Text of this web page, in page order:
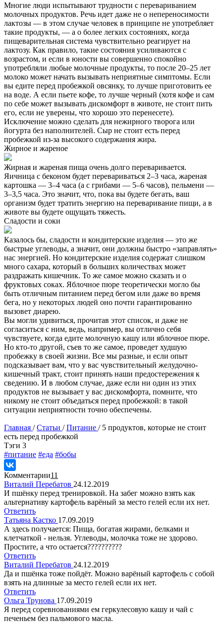
Многие люди испытывают трудности с перевариванием
молочных продуктов. Речь идет даже не о непереносимости
лактозы — в этом случае человек в принципе не употребляет
такие продукты, — а о более легких состояниях, когда
пищеварительная система чувствительно реагирует на
лактозу. Как правило, такие состояния усиливаются с
возрастом, и если в юности вы совершенно спокойно
употребляли любые молочные продукты, то после 20–25 лет
молоко может начать вызывать неприятные симптомы. Если
вы едите перед пробежкой овсянку, то лучше приготовить ее
на воде. А если пьете кофе, то лучше черный (хотя кофе и сам
по себе может вызывать дискомфорт в животе, не стоит пить
его, если не уверены, что хорошо это перенесете).
Исключение можно сделать для нежирного творога или
йогурта без наполнителей. Сыр не стоит есть перед
пробежкой из-за высокого содержания жира.
Жирное и жареное
Жирная и жареная пища очень долго переваривается.
Яичница с беконом будет перевариваться 2–3 часа, жареная
картошка — 3–4 часа (а с грибами — 5–6 часов), пельмени —
3–3,5 часа. Это значит, что, пока вы будете бегать, ваш
организм будет тратить энергию на переваривание пищи, а в
животе вы будете ощущать тяжесть.
Сладости и соки
Казалось бы, сладости и кондитерские изделия — это же
быстрые углеводы, а значит, они должны быстро «заправлять»
нас энергией. Но кондитерские изделия содержат слишком
много сахара, который в больших количествах может
раздражать кишечник. То же самое можно сказать и о
фруктовых соках. Яблочное пюре теоретически могло бы
быть отличным питанием перед бегом или даже во время
бега, но у некоторых людей оно почти гарантированно
вызовет диарею.
Вы могли удивиться, прочитав этот список, и даже не
согласиться с ним, ведь, например, вы отлично себя
чувствуете, когда едите молочную кашу или яблочное пюре.
Но кто-то другой, съев то же самое, проведет худшую
пробежку в своей жизни. Все мы разные, и если опыт
подсказывает вам, что у вас чувствительный желудочно-
кишечный тракт, стоит принять наши предостережения к
сведению. И в любом случае, даже если ни один из этих
продуктов не вызывает у вас дискомфорта, помните, что
никому не стоит объедаться перед пробежкой: в такой
ситуации неприятности точно обеспечены.
Главная /Статьи /Питание / 5 продуктов, которые не стоит
есть перед пробежкой
Tэги 3
#питание #еда #бобы
Комментарии11
Виталий Перебатов 24.12.2019
И пшёнку перед тренировкой. На забег можно взять как
альтернативу картофель варёный за место гелей если их нет.
Ответить
Татьяна Кастко 17.09.2019
А здесь получается: Пища, богатая жирами, белками и
клетчаткой - нельзя. Углеводы, молочка тоже не здорово.
Простите, а что остается??????????
Ответить
Виталий Перебатов 24.12.2019
Да и пшёнка тоже пойдёт. Можно варёный картофель с собой
взять на длинные за место гелей если их нет.
Ответить
Ольга Трунова 17.09.2019
Я перед соревнованиями ем геркулесовую кашу и чай с
печеньем без пальмового масла.